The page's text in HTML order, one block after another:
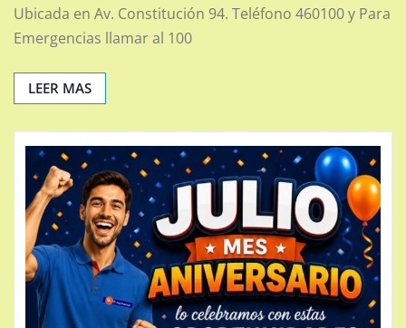
Ubicada en Av. Constitución 94. Teléfono 460100 y Para
Emergencias llamar al 100
LEER MAS